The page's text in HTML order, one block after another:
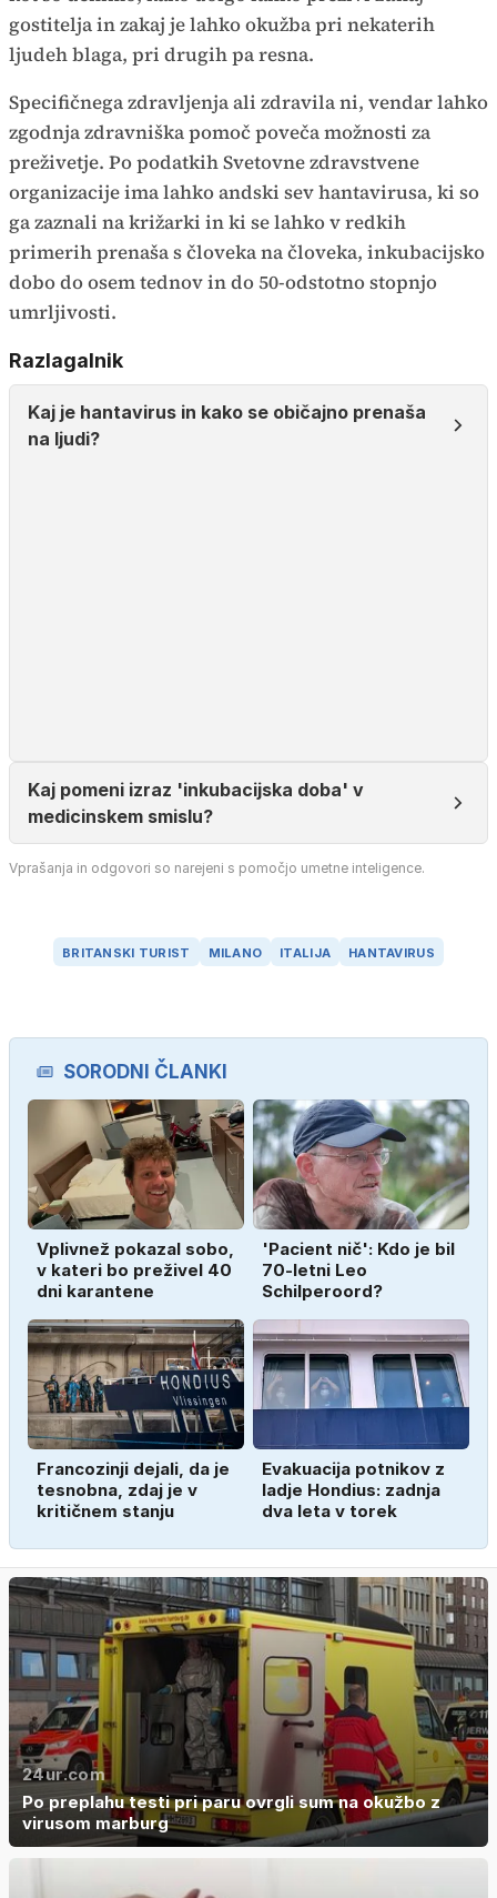
gostitelja in zakaj je lahko okužba pri nekaterih
ljudeh blaga, pri drugih pa resna.
Specifičnega zdravljenja ali zdravila ni, vendar lahko
zgodnja zdravniška pomoč poveča možnosti za
preživetje. Po podatkih Svetovne zdravstvene
organizacije ima lahko andski sev hantavirusa, ki so
ga zaznali na križarki in ki se lahko v redkih
primerih prenaša s človeka na človeka, inkubacijsko
dobo do osem tednov in do 50-odstotno stopnjo
umrljivosti.
Razlagalnik
Kaj je hantavirus in kako se običajno prenaša
na ljudi?
Kaj pomeni izraz 'inkubacijska doba' v
medicinskem smislu?
Vprašanja in odgovori so narejeni s pomočjo umetne inteligence.
BRITANSKI TURIST MILANO ITALIJA HANTAVIRUS
SORODNI ČLANKI
Vplivnež pokazal sobo,
v kateri bo preživel 40
dni karantene
'Pacient nič': Kdo je bil
70-letni Leo
Schilperoord?
Francozinji dejali, da je
tesnobna, zdaj je v
kritičnem stanju
Evakuacija potnikov z
ladje Hondius: zadnja
dva leta v torek
24ur.com
Po preplahu testi pri paru ovrgli sum na okužbo z
virusom marburg